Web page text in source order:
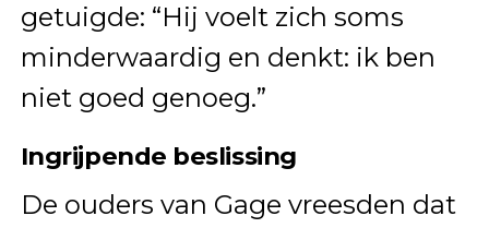
getuigde: “Hij voelt zich soms
minderwaardig en denkt: ik ben
niet goed genoeg.”
Ingrijpende beslissing
De ouders van Gage vreesden dat